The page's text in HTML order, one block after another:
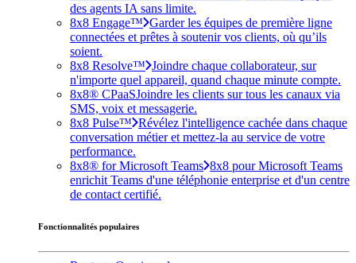
des agents IA sans limite.
8x8 Engage™ Garder les équipes de première ligne
connectées et prêtes à soutenir vos clients, où qu’ils
soient.
8x8 Resolve™ Joindre chaque collaborateur, sur
n'importe quel appareil, quand chaque minute compte.
8x8® CPaaSJoindre les clients sur tous les canaux via
SMS, voix et messagerie.
8x8 Pulse™ Révélez l'intelligence cachée dans chaque
conversation métier et mettez-la au service de votre
performance.
8x8® for Microsoft Teams 8x8 pour Microsoft Teams
enrichit Teams d'une téléphonie enterprise et d'un centre
de contact certifié.
Fonctionnalités populaires